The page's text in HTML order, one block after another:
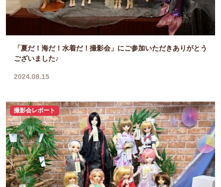
「夏だ！海だ！水着だ！撮影会」にご参加いただきありがとう
ございました♪
2024.08.15
撮影会レポート